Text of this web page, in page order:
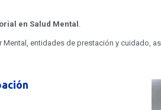
en Salud Mental .
entidades de prestación y cuidado,